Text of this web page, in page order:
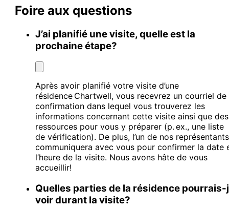
Foire aux questions
J’ai planifié une visite, quelle est la
prochaine étape?
Après avoir planifié votre visite d’une
résidence Chartwell, vous recevrez un courriel de
confirmation dans lequel vous trouverez les
informations concernant cette visite ainsi que des
ressources pour vous y préparer (p. ex., une liste
de vérification). De plus, l’un de nos représentants
communiquera avec vous pour confirmer la date
l’heure de la visite. Nous avons hâte de vous
accueillir!
Quelles parties de la résidence pourrais-
voir durant la visite?